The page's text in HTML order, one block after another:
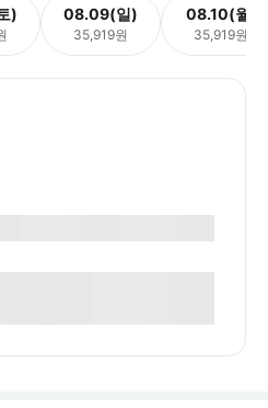
) 08.09(일)
35,919원
08.10(월)
35,919원